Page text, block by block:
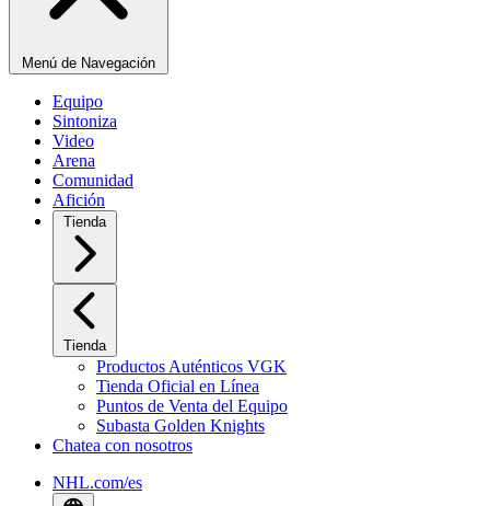
Menú de Navegación
Equipo
Sintoniza
Video
Arena
Comunidad
Afición
Tienda
Tienda
Productos Auténticos VGK
Tienda Oficial en Línea
Puntos de Venta del Equipo
Subasta Golden Knights
Chatea con nosotros
NHL.com/es